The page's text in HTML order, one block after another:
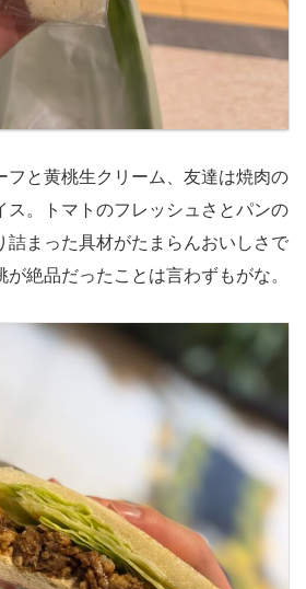
フと黄桃生クリーム、友達は焼肉の
ス。トマトのフレッシュさとパンの
詰まった具材がたまらんおいしさで
が絶品だったことは言わずもがな。